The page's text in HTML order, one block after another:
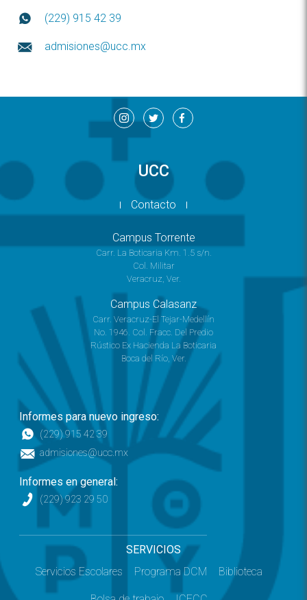
(229) 915 42 39
admisiones@ucc.mx
UCC
Contacto
Campus Torrente
Carr. La Boticaria Km. 1.5 s/n.
Col. Militar
Veracruz, Ver.
Campus Calasanz
Carr. Veracruz-El Tejar-Medellín
No. 1946. Col. Fracc. Del Predio
Rústico Ex Hacienda La Boticaria
Boca del Río, Ver.
Informes para nuevo ingreso:
(229) 915 42 39
admisiones@ucc.mx
Informes en general:
(229) 923 29 50
SERVICIOS
Servicios Escolares
Programa DCM Biblioteca